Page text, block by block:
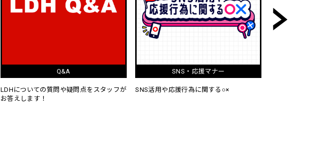
観劇マナー
【お願い】舞台観劇マナーについて
LDH
LDH PERFECT YEAR 2026